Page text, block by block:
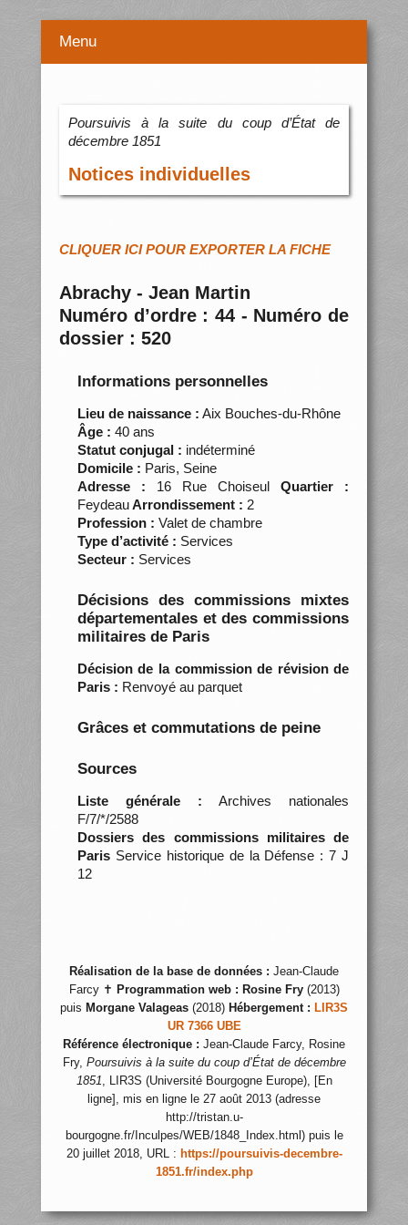
Menu
Poursuivis à la suite du coup d’État de
décembre 1851
Notices individuelles
CLIQUER ICI POUR EXPORTER LA FICHE
Abrachy - Jean Martin
Numéro d’ordre : 44 - Numéro de
dossier : 520
Informations personnelles
Lieu de naissance : Aix Bouches-du-Rhône
Âge : 40 ans
Statut conjugal : indéterminé
Domicile : Paris, Seine
Adresse : 16 Rue ChoiseulQuartier :
FeydeauArrondissement : 2
Profession : Valet de chambre
Type d’activité : Services
Secteur : Services
Décisions des commissions mixtes
départementales et des commissions
militaires de Paris
Décision de la commission de révision de
Paris : Renvoyé au parquet
Grâces et commutations de peine
Sources
Liste générale : Archives nationales
F/7/*/2588
Dossiers des commissions militaires de
ParisService historique de la Défense : 7 J
12
Réalisation de la base de données : Jean-Claude
Farcy ✝ Programmation web : Rosine Fry(2013)
puis Morgane Valageas (2018) Hébergement : LIR3S
UR 7366 UBE
Référence électronique : Jean-Claude Farcy, Rosine
Fry, Poursuivis à la suite du coup d’État de décembre
1851, LIR3S (Université Bourgogne Europe), [En
ligne], mis en ligne le 27 août 2013 (adresse
http://tristan.u-
bourgogne.fr/Inculpes/WEB/1848_Index.html) puis le
20 juillet 2018, URL : https://poursuivis-decembre-
1851.fr/index.php